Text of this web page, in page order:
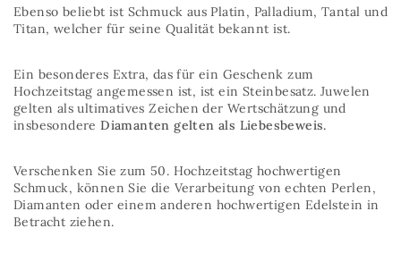
Ebenso beliebt ist Schmuck aus Platin, Palladium, Tantal und
Titan, welcher für seine Qualität bekannt ist.
Ein besonderes Extra, das für ein Geschenk zum
Hochzeitstag angemessen ist, ist ein Steinbesatz. Juwelen
gelten als ultimatives Zeichen der Wertschätzung und
insbesondereDiamanten gelten als Liebesbeweis.
Verschenken Sie zum 50. Hochzeitstag hochwertigen
Schmuck, können Sie die Verarbeitung von echten Perlen,
Diamanten oder einem anderen hochwertigen Edelstein in
Betracht ziehen.